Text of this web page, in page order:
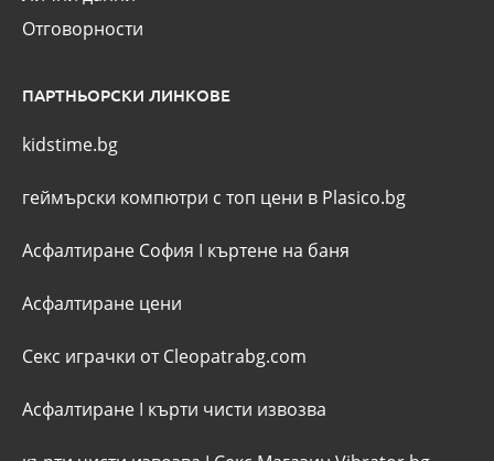
Отговорности
ПАРТНЬОРСКИ ЛИНКОВЕ
kidstime.bg
геймърски компютри с топ цени в Plasico.bg
Асфалтиране София I къртене на баня
Асфалтиране цени
Секс играчки от Cleopatrabg.com
Асфалтиране I кърти чисти извозва